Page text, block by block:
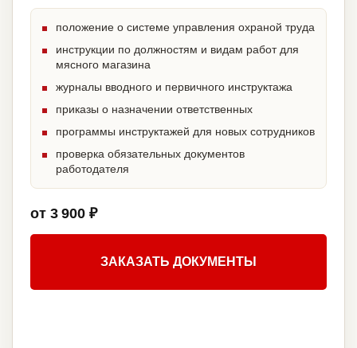
положение о системе управления охраной труда
инструкции по должностям и видам работ для
мясного магазина
журналы вводного и первичного инструктажа
приказы о назначении ответственных
программы инструктажей для новых сотрудников
проверка обязательных документов
работодателя
от 3 900 ₽
ЗАКАЗАТЬ ДОКУМЕНТЫ